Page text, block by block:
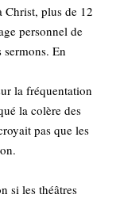
Christ, plus de 12
personnel de
sermons. En
la fréquentation
la colère des
pas que les
si les théâtres